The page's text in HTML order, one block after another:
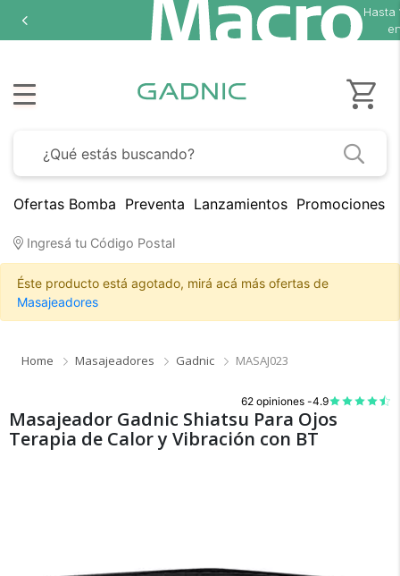
Hasta
Ofertas Bomba Preventa Lanzamientos Promociones
Ingresá tu Código Postal
Éste producto está agotado, mirá acá más ofertas de
Masajeadores
Home Masajeadores Gadnic MASAJ023
62 opiniones -4.9
Masajeador Gadnic Shiatsu Para Ojos
Terapia de Calor y Vibración con BT